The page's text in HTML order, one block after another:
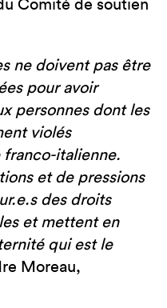
Comité de soutien
ne doivent pas être
pour avoir
personnes dont les
violés
italienne.
et de pressions
des droits
et mettent en
qui est le
Moreau,